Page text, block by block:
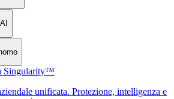
Singularity™
unificata. Protezione, intelligenza e